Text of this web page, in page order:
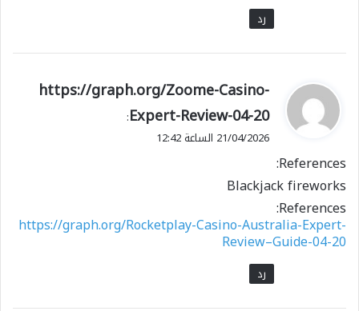
رد
ي
ق
و
ل
https://graph.org/Zoome-Casino-
Expert-Review-04-20
:
21/04/2026 الساعة 12:42
References:
Blackjack fireworks
References:
https://graph.org/Rocketplay-Casino-Australia-Expert-
Review–Guide-04-20
رد